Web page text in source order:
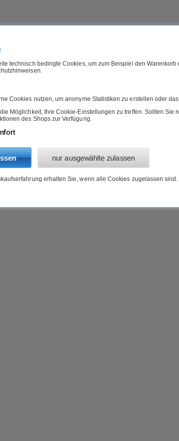
B-WARE
bis 200g
technisch bedingte Cookies, um zum Beispiel den
Cookies nutzen, um anonyme Statistiken zu erstellen oder
Möglichkeit, Ihre Cookie-Einstellungen zu treffen. Sollten Sie
des Shops zur Verfügung.
nur ausgewählte zulassen
erhalten Sie, wenn alle Cookies zugelassen sind.